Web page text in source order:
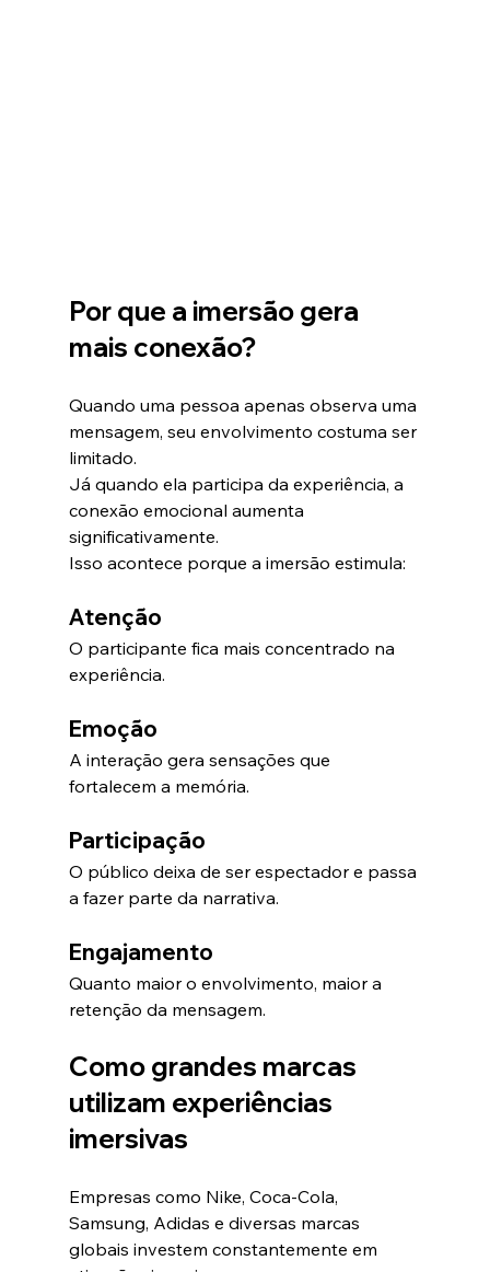
Por que a imersão gera
mais conexão?
Quando uma pessoa apenas observa uma
mensagem, seu envolvimento costuma ser
limitado.
Já quando ela participa da experiência, a
conexão emocional aumenta
significativamente.
Isso acontece porque a imersão estimula:
Atenção
O participante fica mais concentrado na
experiência.
Emoção
A interação gera sensações que
fortalecem a memória.
Participação
O público deixa de ser espectador e passa
a fazer parte da narrativa.
Engajamento
Quanto maior o envolvimento, maior a
retenção da mensagem.
Como grandes marcas
utilizam experiências
imersivas
Empresas como Nike, Coca-Cola,
Samsung, Adidas e diversas marcas
globais investem constantemente em